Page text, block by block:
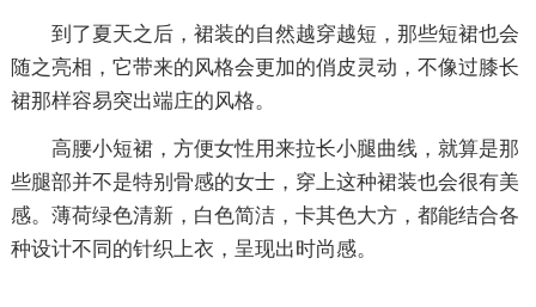
到了夏天之后，裙装的自然越穿越短，那些短裙也会
随之亮相，它带来的风格会更加的俏皮灵动，不像过膝长
裙那样容易突出端庄的风格。
高腰小短裙，方便女性用来拉长小腿曲线，就算是那
些腿部并不是特别骨感的女士，穿上这种裙装也会很有美
感。薄荷绿色清新，白色简洁，卡其色大方，都能结合各
种设计不同的针织上衣，呈现出时尚感。